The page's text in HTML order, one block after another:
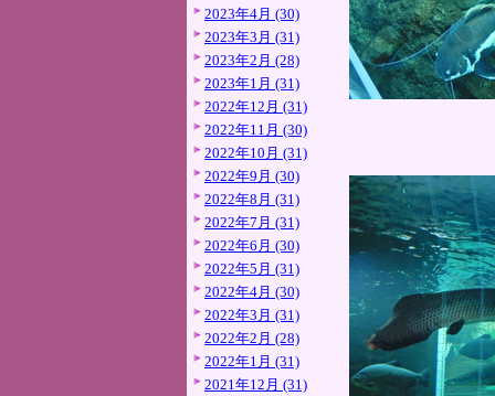
2023年4月 (30)
2023年3月 (31)
2023年2月 (28)
2023年1月 (31)
2022年12月 (31)
2022年11月 (30)
2022年10月 (31)
2022年9月 (30)
2022年8月 (31)
2022年7月 (31)
2022年6月 (30)
2022年5月 (31)
2022年4月 (30)
2022年3月 (31)
2022年2月 (28)
2022年1月 (31)
2021年12月 (31)